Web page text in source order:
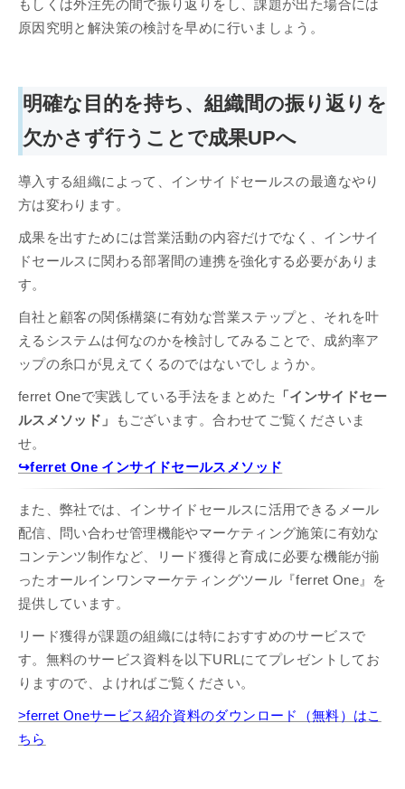
もしくは外注先の間で振り返りをし、課題が出た場合には
原因究明と解決策の検討を早めに行いましょう。
明確な目的を持ち、組織間の振り返りを
欠かさず行うことで成果UPへ
導入する組織によって、インサイドセールスの最適なやり
方は変わります。
成果を出すためには営業活動の内容だけでなく、インサイ
ドセールスに関わる部署間の連携を強化する必要がありま
す。
自社と顧客の関係構築に有効な営業ステップと、それを叶
えるシステムは何なのかを検討してみることで、成約率ア
ップの糸口が見えてくるのではないでしょうか。
ferret Oneで実践している手法をまとめた
「インサイドセー
ルスメソッド」
もございます。合わせてご覧くださいま
せ。
↪︎ferret One インサイドセールスメソッド
また、弊社では、インサイドセールスに活用できるメール
配信、問い合わせ管理機能やマーケティング施策に有効な
コンテンツ制作など、リード獲得と育成に必要な機能が揃
ったオールインワンマーケティングツール『ferret One』を
提供しています。
リード獲得が課題の組織には特におすすめのサービスで
す。無料のサービス資料を以下URLにてプレゼントしてお
りますので、よければご覧ください。
>ferret Oneサービス紹介資料のダウンロード（無料）はこ
ちら